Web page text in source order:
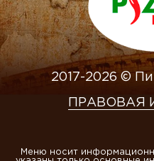
2017-2026 ©
ПРАВОВАЯ
Меню носит